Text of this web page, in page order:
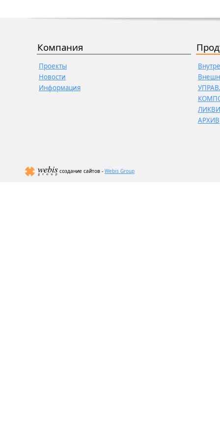
Компания
Проекты
Новости
Информация
АРХИВ
создание сайтов - Webis Group